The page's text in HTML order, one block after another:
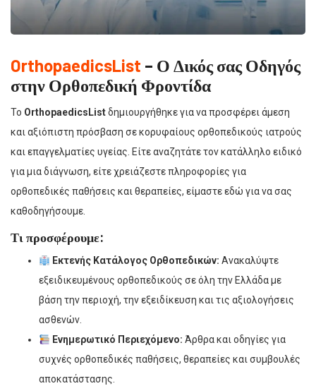
OrthopaedicsList – Ο Δικός σας Οδηγός
στην Ορθοπεδική Φροντίδα
Το OrthopaedicsListδημιουργήθηκε για να προσφέρει άμεση
και αξιόπιστη πρόσβαση σε κορυφαίους ορθοπεδικούς ιατρούς
και επαγγελματίες υγείας. Είτε αναζητάτε τον κατάλληλο ειδικό
για μια διάγνωση, είτε χρειάζεστε πληροφορίες για
ορθοπεδικές παθήσεις και θεραπείες, είμαστε εδώ για να σας
καθοδηγήσουμε.
Τι προσφέρουμε:
Εκτενής Κατάλογος Ορθοπεδικών: Ανακαλύψτε
εξειδικευμένους ορθοπεδικούς σε όλη την Ελλάδα με
βάση την περιοχή, την εξειδίκευση και τις αξιολογήσεις
ασθενών.
Ενημερωτικό Περιεχόμενο: Άρθρα και οδηγίες για
συχνές ορθοπεδικές παθήσεις, θεραπείες και συμβουλές
αποκατάστασης.